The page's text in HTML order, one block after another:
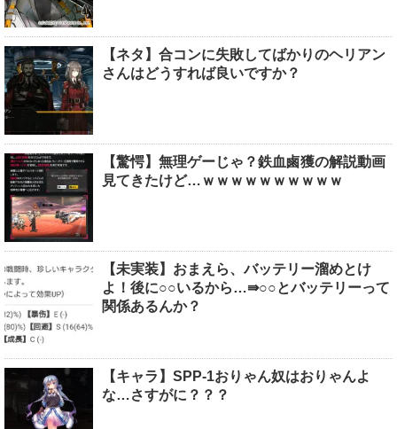
【ネタ】合コンに失敗してばかりのヘリアン
さんはどうすれば良いですか？
【驚愕】無理ゲーじゃ？鉄血鹵獲の解説動画
見てきたけど…ｗｗｗｗｗｗｗｗｗｗ
【未実装】おまえら、バッテリー溜めとけ
よ！後に○○いるから…⇛○○とバッテリーって
関係あるんか？
【キャラ】SPP-1おりゃん奴はおりゃんよ
な…さすがに？？？